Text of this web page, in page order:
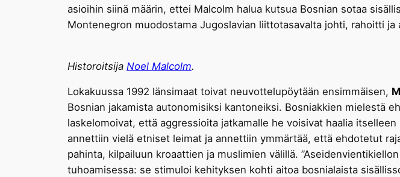
asioihin siinä määrin, ettei Malcolm halua kutsua Bosnian sotaa
Montenegron muodostama Jugoslavian liittotasavalta johti, rahoitti
Historoitsija Noel Malcolm.
Lokakuussa 1992 länsimaat toivat neuvottelupöytään ensimmäisen,
Bosnian jakamista autonomisiksi kantoneiksi. Bosniakkien mielestä
laskelomoivat, että aggressioita jatkamalle he voisivat haalia
annettiin vielä etniset leimat ja annettiin ymmärtää, että ehdotetut
pahinta, kilpailuun kroaattien ja muslimien välillä.
tuhoamisessa: se stimuloi kehityksen kohti aitoa bosnialaista